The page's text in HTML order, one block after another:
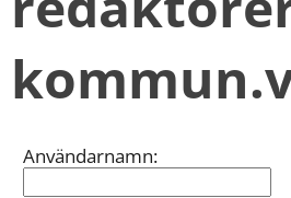
Inloggning
Användarnamn:
kan
informationen
bättre